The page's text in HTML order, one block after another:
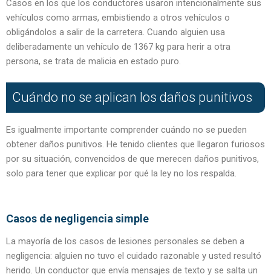
Casos en los que los conductores usaron intencionalmente sus
vehículos como armas, embistiendo a otros vehículos o
obligándolos a salir de la carretera. Cuando alguien usa
deliberadamente un vehículo de 1367 kg para herir a otra
persona, se trata de malicia en estado puro.
Cuándo no se aplican los daños punitivos
Es igualmente importante comprender cuándo no se pueden
obtener daños punitivos. He tenido clientes que llegaron furiosos
por su situación, convencidos de que merecen daños punitivos,
solo para tener que explicar por qué la ley no los respalda.
Casos de negligencia simple
La mayoría de los casos de lesiones personales se deben a
negligencia: alguien no tuvo el cuidado razonable y usted resultó
herido. Un conductor que envía mensajes de texto y se salta un